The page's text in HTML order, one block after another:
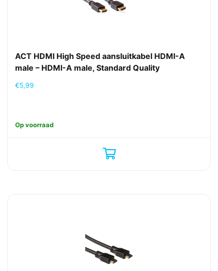
ACT HDMI High Speed aansluitkabel HDMI-A
male – HDMI-A male, Standard Quality
€5,99
Op voorraad